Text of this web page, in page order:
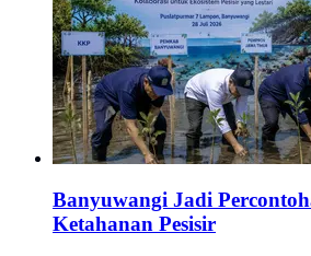
Banyuwangi Jadi
Ketahanan Pesisir